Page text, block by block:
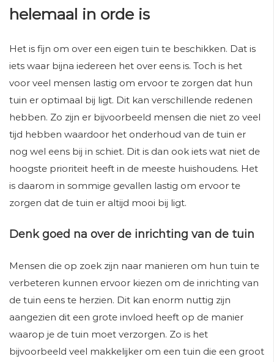
helemaal in orde is
Het is fijn om over een eigen tuin te beschikken. Dat is
iets waar bijna iedereen het over eens is. Toch is het
voor veel mensen lastig om ervoor te zorgen dat hun
tuin er optimaal bij ligt. Dit kan verschillende redenen
hebben. Zo zijn er bijvoorbeeld mensen die niet zo veel
tijd hebben waardoor het onderhoud van de tuin er
nog wel eens bij in schiet. Dit is dan ook iets wat niet de
hoogste prioriteit heeft in de meeste huishoudens. Het
is daarom in sommige gevallen lastig om ervoor te
zorgen dat de tuin er altijd mooi bij ligt.
Denk goed na over de inrichting van de tuin
Mensen die op zoek zijn naar manieren om hun tuin te
verbeteren kunnen ervoor kiezen om de inrichting van
de tuin eens te herzien. Dit kan enorm nuttig zijn
aangezien dit een grote invloed heeft op de manier
waarop je de tuin moet verzorgen. Zo is het
bijvoorbeeld veel makkelijker om een tuin die een groot